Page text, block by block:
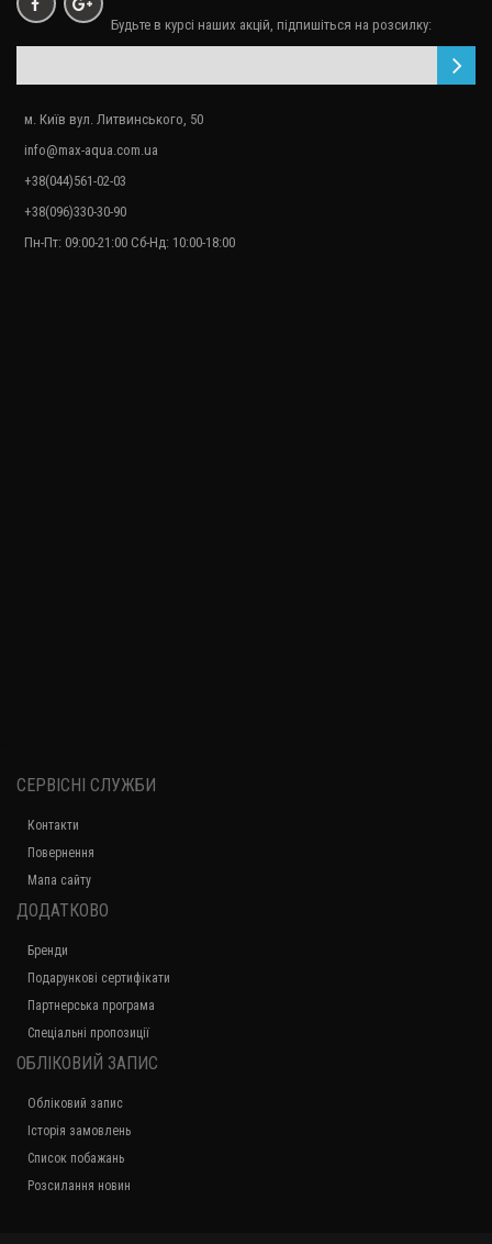
Будьте в курсі наших акцій, підпишіться на розсилку:
м. Київ вул. Литвинського, 50
info@max-aqua.com.ua
+38(044)561-02-03
+38(096)330-30-90
Пн-Пт: 09:00-21:00 Сб-Нд: 10:00-18:00
СЕРВІСНІ СЛУЖБИ
Контакти
Повернення
Мапа сайту
ДОДАТКОВО
Бренди
Подарункові сертифікати
Партнерська програма
Спеціальні пропозиції
ОБЛІКОВИЙ ЗАПИС
Обліковий запис
Історія замовлень
Список побажань
Розсилання новин